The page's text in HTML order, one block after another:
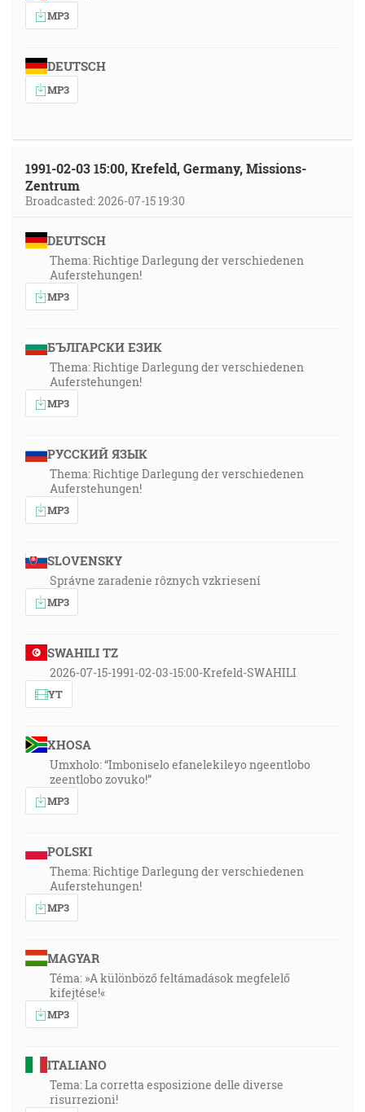
MP3
DEUTSCH
MP3
1991-02-03 15:00, Krefeld, Germany, Missions-
Zentrum
Broadcasted: 2026-07-15 19:30
DEUTSCH
Thema: Richtige Darlegung der verschiedenen
Auferstehungen!
MP3
БЪЛГАРСКИ ЕЗИК
Thema: Richtige Darlegung der verschiedenen
Auferstehungen!
MP3
РУССКИЙ ЯЗЫК
Thema: Richtige Darlegung der verschiedenen
Auferstehungen!
MP3
SLOVENSKY
Správne zaradenie rôznych vzkriesení
MP3
SWAHILI TZ
2026-07-15-1991-02-03-15:00-Krefeld-SWAHILI
YT
XHOSA
Umxholo: “Imboniselo efanelekileyo ngeentlobo
zeentlobo zovuko!”
MP3
POLSKI
Thema: Richtige Darlegung der verschiedenen
Auferstehungen!
MP3
MAGYAR
Téma: »A különböző feltámadások megfelelő
kifejtése!«
MP3
ITALIANO
Tema: La corretta esposizione delle diverse
risurrezioni!